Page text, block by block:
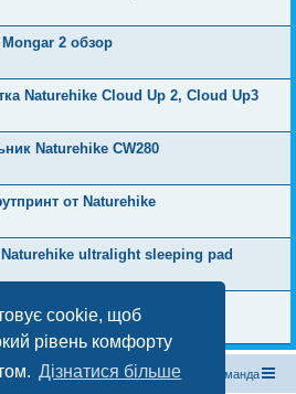
cookie, щоб
рівень комфорту
Дізнатися більше
2 обзор
Naturehike Cloud Up 2, Cloud Up3
Naturehike CW280
от Naturehike
ultralight sleeping pad
для спальника
форум «Рюкзак» Команда